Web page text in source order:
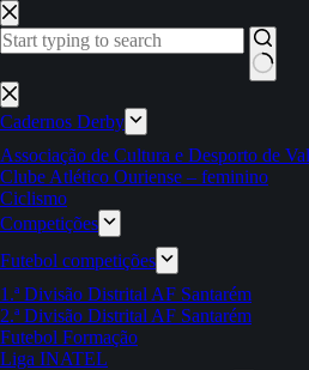
Pular
para
o
Sem
resultados
Cadernos Derby
Associação de Cultura e Desporto de
Clube Atlético Ouriense – feminino
Ciclismo
Competições
Futebol competições
1.ª Divisão Distrital AF Santarém
2.ª Divisão Distrital AF Santarém
Futebol Formação
Liga INATEL